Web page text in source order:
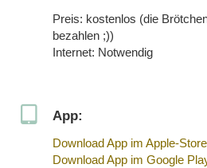
Preis: kostenlos (die
bezahlen ;))
Internet: Notwendig
App:
Download App im Apple-Store
Download App im Google